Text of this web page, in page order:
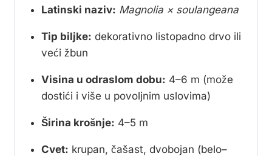
Latinski naziv: Magnolia × soulangeana
Tip biljke: dekorativno listopadno drvo ili
veći žbun
Visina u odraslom dobu: 4–6 m (može
dostići i više u povoljnim uslovima)
Širina krošnje: 4–5 m
Cvet: krupan, čašast, dvobojan (belo–